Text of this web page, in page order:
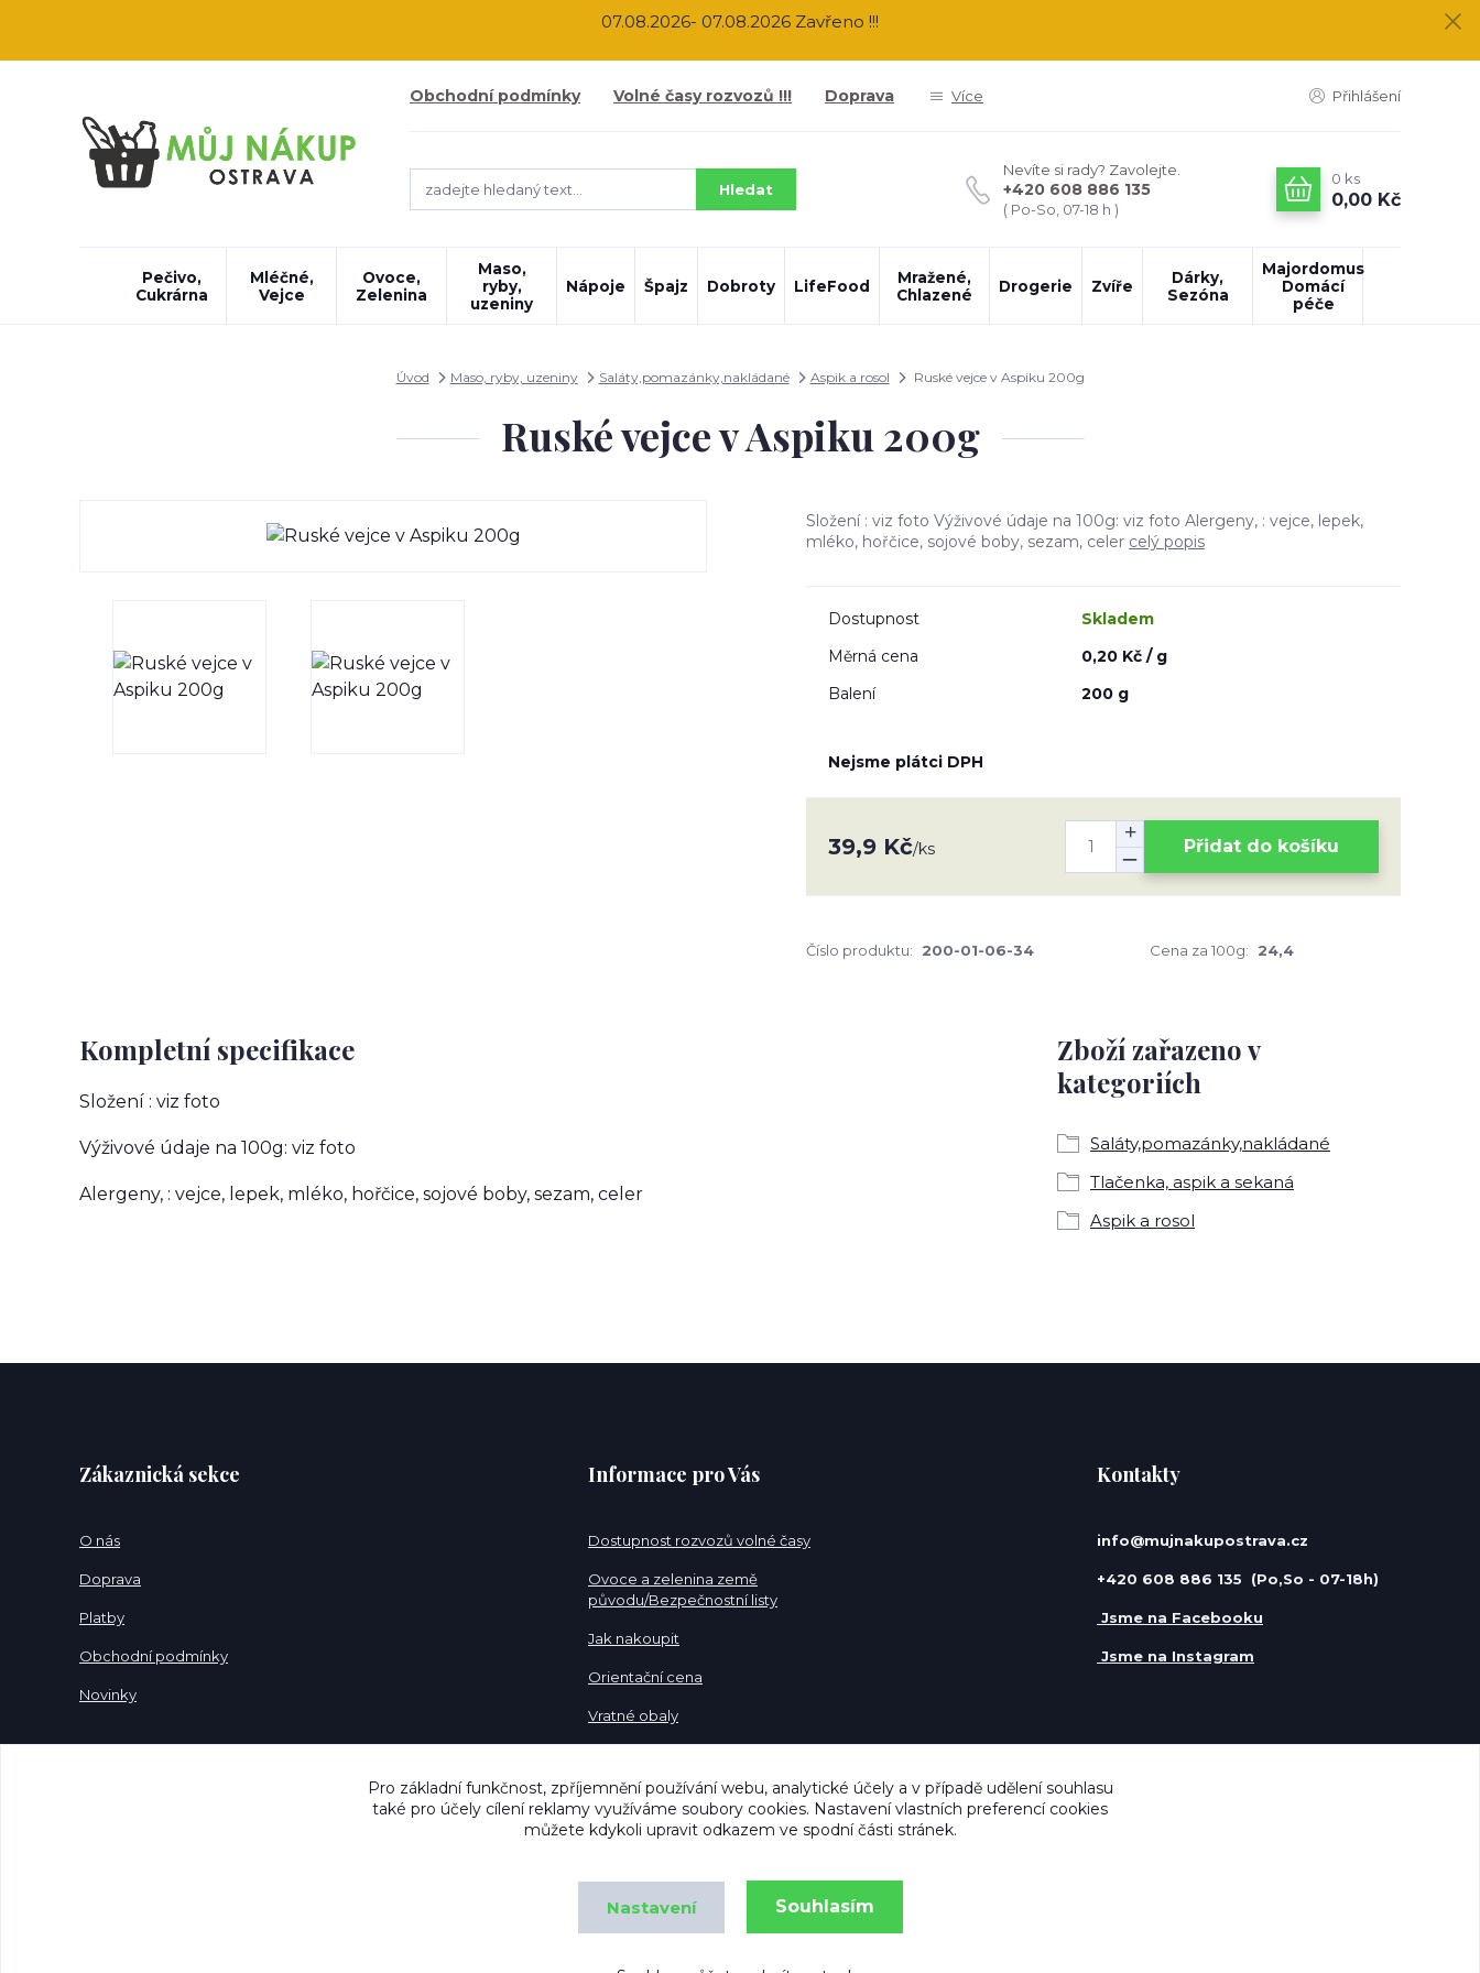
07.08.2026- 07.08.2026 Zavřeno !!!
Obchodní podmínky Volné časy rozvozů !!! Doprava Více Přihlášení
Hledat
Nevíte si rady? Zavolejte.
+420 608 886 135
( Po-So, 07-18 h )
0 ks
0,00 Kč
Pečivo,
Cukrárna
Mléčné,
Vejce
Ovoce,
Zelenina
Maso,
ryby,
uzeniny
Nápoje Špajz Dobroty LifeFood
Mražené,
Chlazené
Drogerie Zvíře
Dárky,
Sezóna
Majordomus
Domácí
péče
Úvod Maso, ryby, uzeniny Saláty,pomazánky,nakládané Aspik a rosol Ruské vejce v Aspiku 200g
Ruské vejce v Aspiku 200g
Složení : viz foto Výživové údaje na 100g: viz foto Alergeny, : vejce, lepek,
mléko, hořčice, sojové boby, sezam, celer celý popis
Dostupnost
Skladem
Měrná cena
0,20 Kč / g
Balení
200 g
Nejsme plátci DPH
39,9 Kč/ks Přidat do košíku
Číslo produktu: 200-01-06-34 Cena za 100g: 24,4
Kompletní specifikace
Složení : viz foto
Výživové údaje na 100g: viz foto
Alergeny, : vejce, lepek, mléko, hořčice, sojové boby, sezam, celer
Zboží zařazeno v
kategoriích
Saláty,pomazánky,nakládané
Tlačenka, aspik a sekaná
Aspik a rosol
Zákaznická sekce
O nás
Doprava
Platby
Obchodní podmínky
Novinky
Informace pro Vás
Dostupnost rozvozů volné časy
Ovoce a zelenina země
původu/Bezpečnostní listy
Jak nakoupit
Orientační cena
Vratné obaly
Kontakty
info@mujnakupostrava.cz
+420 608 886 135 (Po,So - 07-18h)
Jsme na Facebooku
Jsme na Instagram
Pro základní funkčnost, zpříjemnění používání webu, analytické účely a v případě udělení souhlasu
také pro účely cílení reklamy využíváme soubory cookies. Nastavení vlastních preferencí cookies
můžete kdykoli upravit odkazem ve spodní části stránek.
Nastavení Souhlasím